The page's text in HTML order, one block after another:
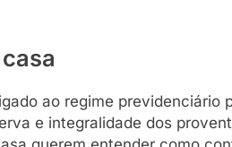
ao regime previdenciário
e integralidade dos